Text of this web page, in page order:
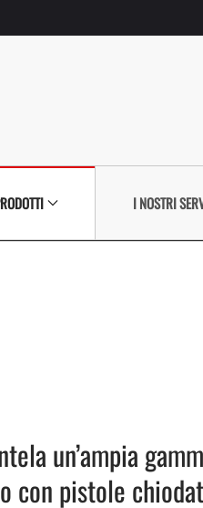
I NOSTRI
un’ampia
con pistole